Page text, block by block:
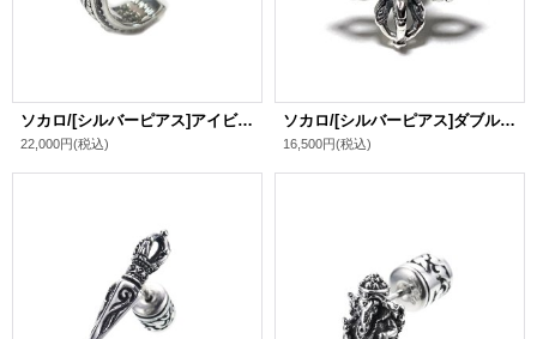
ソカロ/[シルバーピアス]アイビー・フープ・ピアス・アンティーク / ZOCALO
22,000円(税込)
ソカロ/[シルバーピアス]ダブル・ドージェ・スタッド・ピアス / ZOCALO
16,500円(税込)